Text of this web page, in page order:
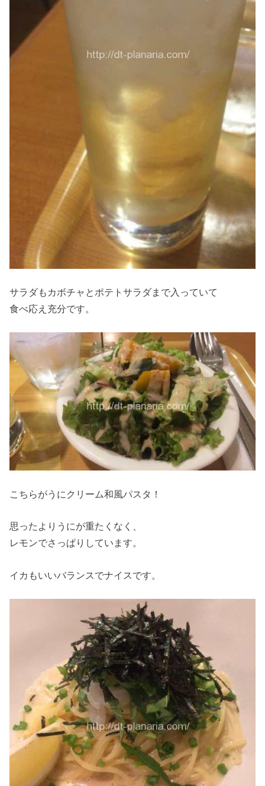
サラダもカボチャとポテトサラダまで入っていて
食べ応え充分です。
こちらがうにクリーム和風パスタ！
思ったよりうにが重たくなく、
レモンでさっぱりしています。
イカもいいバランスでナイスです。